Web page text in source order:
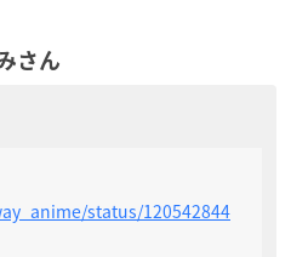
さん
status/120542844